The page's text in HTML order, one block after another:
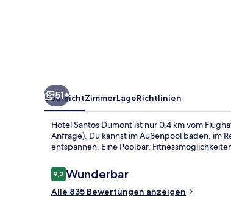
51+
ÜbersichtZimmerLageRichtlinien
Hotel Santos Dumont ist nur 0,4 km vom
Anfrage). Du kannst im Außenpool baden, im
entspannen. Eine Poolbar,
Bewertungen
9,29,2 von 10.
Wunderbar
Alle 835 Bewertungen anzeigen